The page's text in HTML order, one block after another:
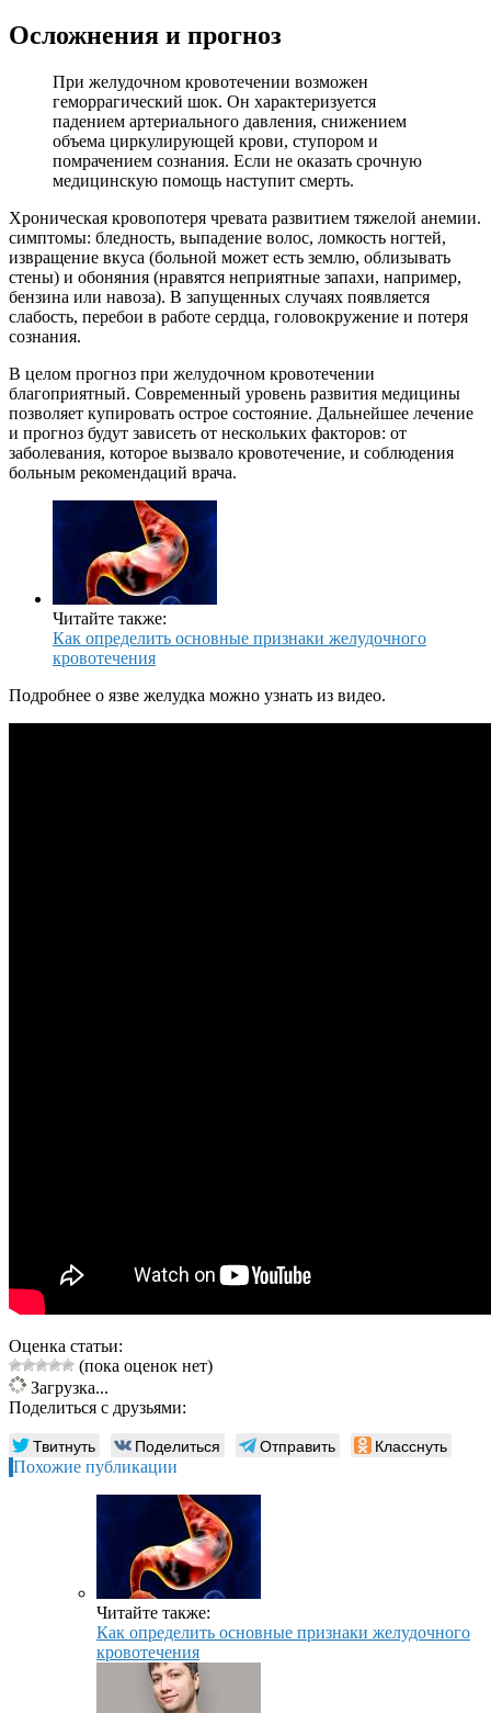
Осложнения и прогноз
При желудочном кровотечении возможен
геморрагический шок. Он характеризуется
падением артериального давления, снижением
объема циркулирующей крови, ступором и
помрачением сознания. Если не оказать срочную
медицинскую помощь наступит смерть.
Хроническая кровопотеря чревата развитием тяжелой анемии.
симптомы: бледность, выпадение волос, ломкость ногтей,
извращение вкуса (больной может есть землю, облизывать
стены) и обоняния (нравятся неприятные запахи, например,
бензина или навоза). В запущенных случаях появляется
слабость, перебои в работе сердца, головокружение и потеря
сознания.
В целом прогноз при желудочном кровотечении
благоприятный. Современный уровень развития медицины
позволяет купировать острое состояние. Дальнейшее лечение
и прогноз будут зависеть от нескольких факторов: от
заболевания, которое вызвало кровотечение, и соблюдения
больным рекомендаций врача.
Читайте также:
Как определить основные признаки желудочного
кровотечения
Подробнее о язве желудка можно узнать из видео.
Оценка статьи:
(пока оценок нет)
Загрузка...
Поделиться с друзьями:
Твитнуть Поделиться Отправить Класснуть
Похожие публикации
Читайте также:
Как определить основные признаки желудочного
кровотечения